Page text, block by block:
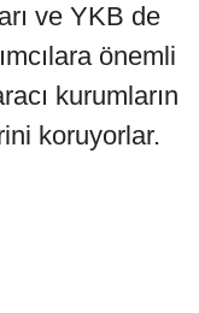
ve YKB de
önemli
kurumların
koruyorlar.